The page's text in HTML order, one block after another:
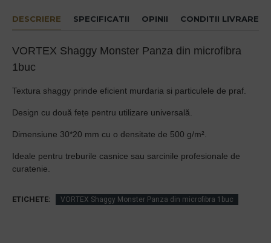
DESCRIERE SPECIFICATII OPINII CONDITII LIVRARE
VORTEX Shaggy Monster Panza din microfibra
1buc
Textura shaggy prinde eficient murdaria si particulele de praf.
Design cu două fețe pentru utilizare universală.
Dimensiune 30*20 mm cu o densitate de 500 g/m².
Ideale pentru treburile casnice sau sarcinile profesionale de
curatenie.
ETICHETE: VORTEX Shaggy Monster Panza din microfibra 1buc